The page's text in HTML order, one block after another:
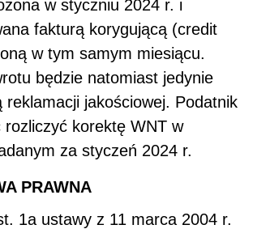
w styczniu 2024 r. i
fakturą korygującą (credit
w tym samym miesiącu.
będzie natomiast jedynie
reklamacji jakościowej. Podatnik
rozliczyć korektę WNT w
za styczeń 2024 r.
PRAWNA
1a ustawy z 11 marca 2004 r.